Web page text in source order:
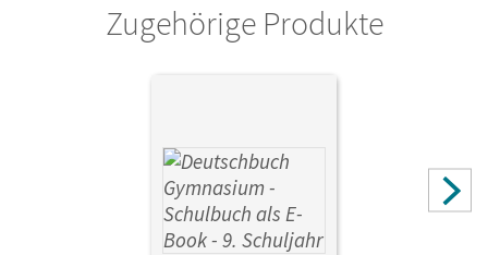
Zugehörige Produkte